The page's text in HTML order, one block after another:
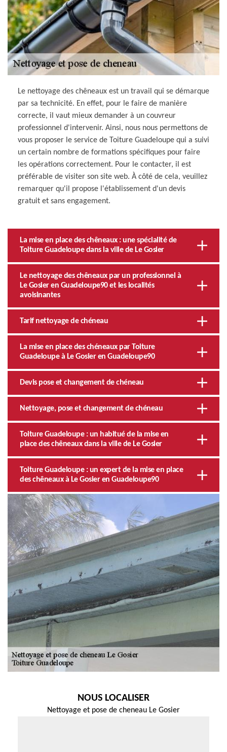
Le nettoyage des chêneaux est un travail qui se démarque
par sa technicité. En effet, pour le faire de manière
correcte, il vaut mieux demander à un couvreur
professionnel d'intervenir. Ainsi, nous nous permettons de
vous proposer le service de Toiture Guadeloupe qui a suivi
un certain nombre de formations spécifiques pour faire
les opérations correctement. Pour le contacter, il est
préférable de visiter son site web. À côté de cela, veuillez
remarquer qu'il propose l'établissement d'un devis
gratuit et sans engagement.
La mise en place des chêneaux : une spécialité de
Toiture Guadeloupe dans la ville de Le Gosier
Le nettoyage des chêneaux par un professionnel à
Le Gosier en Guadeloupe90 et les localités
avoisinantes
Tarif nettoyage de chéneau
La mise en place des chéneaux par Toiture
Guadeloupe à Le Gosier en Guadeloupe90
Devis pose et changement de chéneau
Nettoyage, pose et changement de chéneau
Toiture Guadeloupe : un habitué de la mise en
place des chêneaux dans la ville de Le Gosier
Toiture Guadeloupe : un expert de la mise en place
des chêneaux à Le Gosier en Guadeloupe90
NOUS LOCALISER
Nettoyage et pose de cheneau Le Gosier